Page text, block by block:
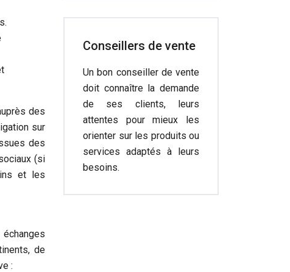
des
sur
des
(si
et les
de
:
Conseillers de vente
Un bon conseiller de vente
doit connaître la demande
de ses clients, leurs
attentes pour mieux les
orienter sur les produits ou
services adaptés à leurs
besoins.